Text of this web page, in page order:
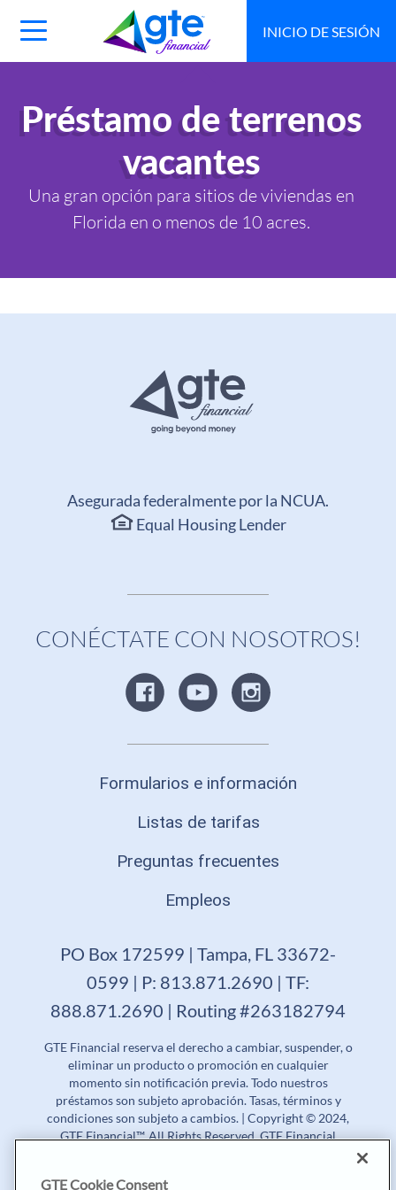
Main
Navigation
INICIO DE SESIÓN
Préstamo de terrenos
vacantes
Una gran opción para sitios de viviendas en
Florida en o menos de 10 acres.
Asegurada federalmente por la NCUA.
Equal Housing Lender
CONÉCTATE CON NOSOTROS!
Formularios e información
Listas de tarifas
Preguntas frecuentes
Empleos
PO Box 172599 | Tampa, FL 33672-
0599 | P: 813.871.2690 | TF:
888.871.2690 | Routing #263182794
GTE Financial reserva el derecho a cambiar, suspender, o
eliminar un producto o promoción en cualquier
momento sin notificación previa. Todo nuestros
préstamos son subjeto aprobación. Tasas, términos y
condiciones son subjeto a cambios. | Copyright © 2024,
GTE Financial™. All Rights Reserved. GTE Financial
Tasa Porcentual Anual (APR) | Tasa de Rendimiento
GTE Cookie Consent